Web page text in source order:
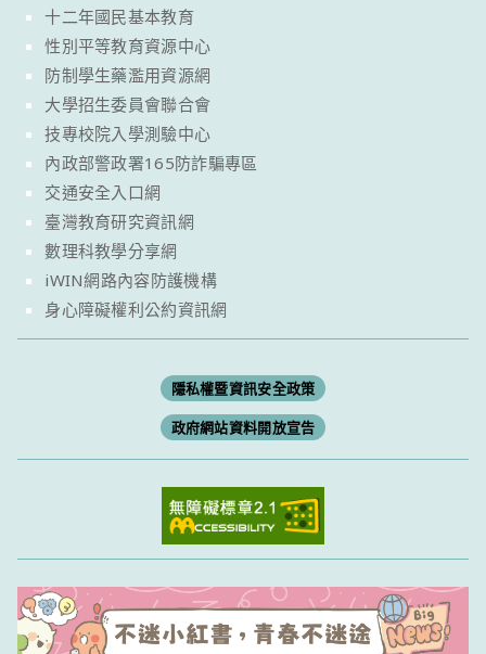
十二年國民基本教育
性別平等教育資源中心
防制學生藥濫用資源網
大學招生委員會聯合會
技專校院入學測驗中心
內政部警政署165防詐騙專區
交通安全入口網
臺灣教育研究資訊網
數理科教學分享網
iWIN網路內容防護機構
身心障礙權利公約資訊網
隱私權暨資訊安全政策
政府網站資料開放宣告